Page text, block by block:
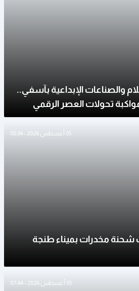
والصناعات الإبداعية بآسفي..
تحولات العصر الرقمي
05 أغسطس 2026 - 08:34
مخدرات بميناء طنجة
05 أغسطس 2026 - 07:44